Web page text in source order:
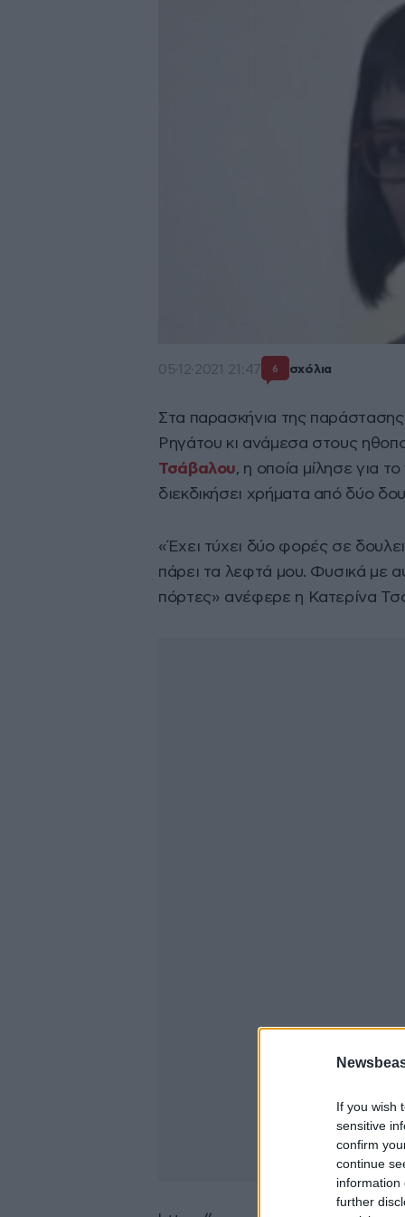
If you wish
sensitive
confirm
continue
information
further
05·12·2021 21:47 6 σχόλια
Στα παρασκήνια της
Ρηγάτου κι ανάμεσα στους
Τσάβαλου, η οποία μίλησε για
διεκδικήσει χρήματα από δύο
«Έχει τύχει δύο φορές σε
πάρει τα λεφτά μου. Φυσικά με
πόρτες» ανέφερε η Κατερίνα